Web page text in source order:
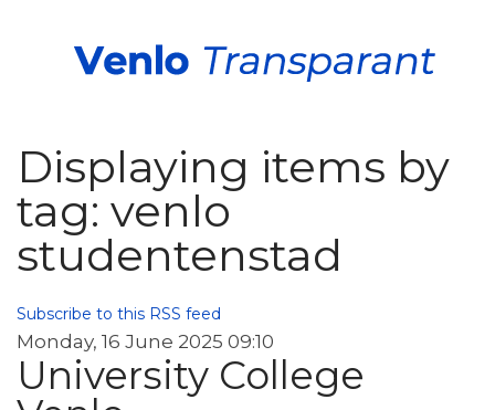
Displaying items by
tag: venlo
studentenstad
Subscribe to this RSS feed
Monday, 16 June 2025 09:10
University College